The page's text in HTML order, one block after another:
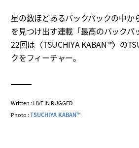
星の数ほどあるバックパックの中か
を見つけ出す連載「最高のバックパ
22回は〈TSUCHIYA KABAN™〉の
クをフィーチャー。
Written : LIVE IN RUGGED
Photo :TSUCHIYA KABAN™